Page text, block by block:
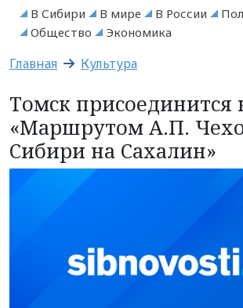
В Сибири В мире В России
Общество
Экономика
Главная Культура
Томск присоединится
«Маршрутом А.П.
Сибири на Сахалин»